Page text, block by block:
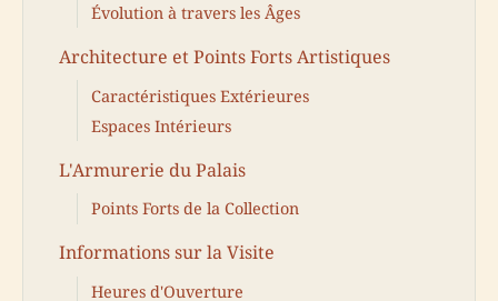
Évolution à travers les Âges
Architecture et Points Forts Artistiques
Caractéristiques Extérieures
Espaces Intérieurs
L'Armurerie du Palais
Points Forts de la Collection
Informations sur la Visite
Heures d'Ouverture